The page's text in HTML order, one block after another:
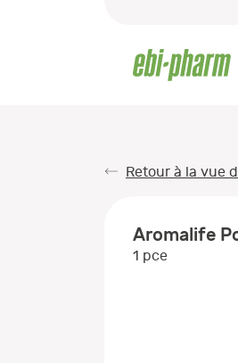
Retour à la vue
Aromalife
1 pce